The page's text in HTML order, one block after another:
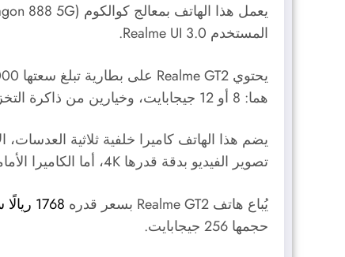
يعمل هذا الهاتف بمعالج كوالكوم (888 5G
المستخدم
.
هما: 8 أو 12 جيجابايت، وخيارين من ذاكرة التخزين الداخلية هما: 128 أو 256 جيجابايت.
تصوير الفيديو بدقة قدرها 4K، أما الكاميرا الأمامية فتأتي بدقة قدرها 16 ميجابكسل، وتدعم تصوير الفيديو بدقة قدرها 1080 بكسلًا.
يُباع هاتف Realme GT2 بسعر قدره 1768 ريالًا سعوديًا
حجمها 256 جيجابايت.